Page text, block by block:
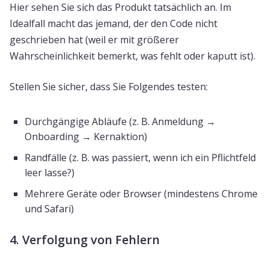
Hier sehen Sie sich das Produkt tatsächlich an. Im
Idealfall macht das jemand, der den Code nicht
geschrieben hat (weil er mit größerer
Wahrscheinlichkeit bemerkt, was fehlt oder kaputt ist).
Stellen Sie sicher, dass Sie Folgendes testen:
Durchgängige Abläufe (z. B. Anmeldung →
Onboarding → Kernaktion)
Randfälle (z. B. was passiert, wenn ich ein Pflichtfeld
leer lasse?)
Mehrere Geräte oder Browser (mindestens Chrome
und Safari)
4. Verfolgung von Fehlern